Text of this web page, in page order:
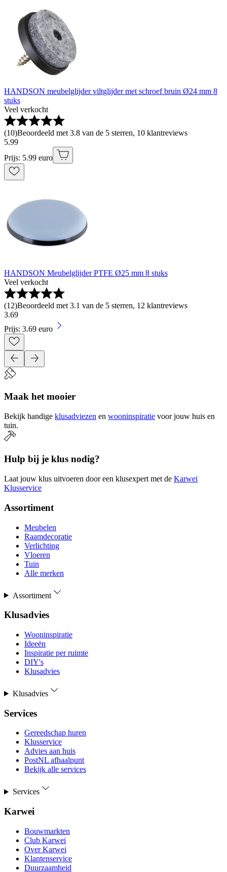
HANDSON meubelglijder viltglijder met schroef bruin Ø24 mm 8
stuks
Veel verkocht
(10)Beoordeeld met 3.8 van de 5 sterren, 10 klantreviews
5.99
Prijs: 5.99 euro
HANDSON Meubelglijder PTFE Ø25 mm 8 stuks
Veel verkocht
(12)Beoordeeld met 3.1 van de 5 sterren, 12 klantreviews
3.69
Prijs: 3.69 euro
Maak het mooier
Bekijk handige klusadviezen en wooninspiratie voor jouw huis en
tuin.
Hulp bij je klus nodig?
Laat jouw klus uitvoeren door een klusexpert met de Karwei
Klusservice
Assortiment
Meubelen
Raamdecoratie
Verlichting
Vloeren
Tuin
Alle merken
Assortiment
Klusadvies
Wooninspiratie
Ideeën
Inspiratie per ruimte
DIY's
Klusadvies
Klusadvies
Services
Gereedschap huren
Klusservice
Advies aan huis
PostNL afhaalpunt
Bekijk alle services
Services
Karwei
Bouwmarkten
Club Karwei
Over Karwei
Klantenservice
Duurzaamheid